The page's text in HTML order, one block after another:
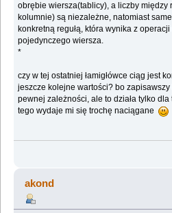
obrębie wiersza(tablicy), a liczby między
kolumnie) są niezależne, natomiast
konkretną regułą, która wynika z
pojedynczego wiersza.
*
czy w tej ostatniej łamigłówce ciąg jest
jeszcze kolejne wartości? bo
pewnej zależności, ale to działa tylko
tego wydaje mi się trochę naciągane
akond